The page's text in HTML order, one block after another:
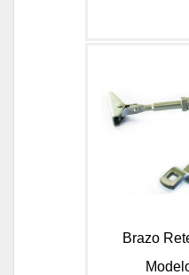
Brazo